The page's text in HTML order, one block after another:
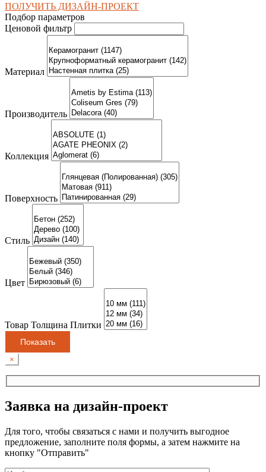
ПОЛУЧИТЬ ДИЗАЙН-ПРОЕКТ
Подбор параметров
Ценовой фильтр
Материал
Производитель
Коллекция
Поверхность
Стиль
Цвет
Товар Толщина Плитки
Показать
×
Заявка на дизайн-проект
Для того, чтобы связаться с нами и получить выгодное
предложение, заполните поля формы, а затем нажмите на
кнопку "Отправить"